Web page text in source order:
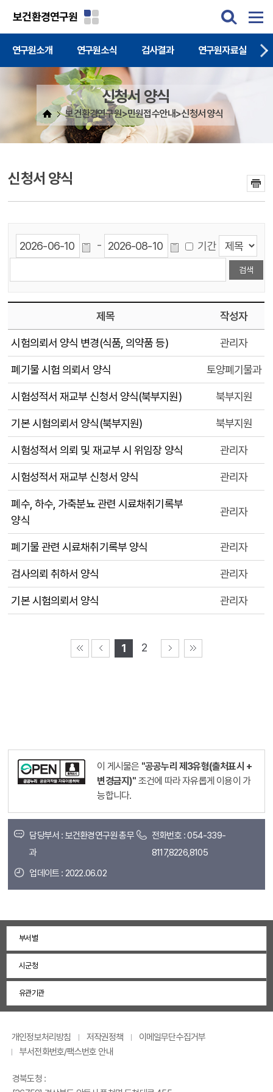
보건환경연구원
연구원소개 연구원소식 검사결과 연구원자료실
신청서 양식
보건환경연구원>민원접수안내>신청서 양식
신청서 양식
- 기간
제목 작성자
시험의뢰서 양식 변경(식품, 의약품 등) 관리자
폐기물 시험 의뢰서 양식 토양폐기물과
시험성적서 재교부 신청서 양식(북부지원) 북부지원
기본 시험의뢰서 양식(북부지원) 북부지원
시험성적서 의뢰 및 재교부 시 위임장 양식 관리자
시험성적서 재교부 신청서 양식 관리자
폐수, 하수, 가축분뇨 관련 시료채취기록부
양식
관리자
폐기물 관련 시료채취기록부 양식 관리자
검사의뢰 취하서 양식 관리자
기본 시험의뢰서 양식 관리자
1 2
이 게시물은 "공공누리 제3유형(출처표시 +
변경금지)" 조건에 따라 자유롭게 이용이 가
능합니다.
담당부서 : 보건환경연구원 총무
과
전화번호 : 054-339-
8117,8226,8105
업데이트 : 2022.06.02
부서별
시군청
유관기관
개인정보처리방침 저작권정책
이메일무단수집거부
부서전화번호/팩스번호 안내
경북도청 :